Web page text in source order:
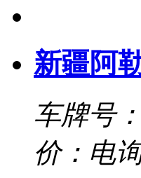
新疆阿
车牌号
价：电